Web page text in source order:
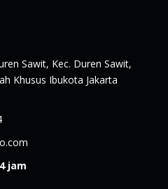
Sawit, Kec. Duren Sawit,
Khusus Ibukota Jakarta
jam